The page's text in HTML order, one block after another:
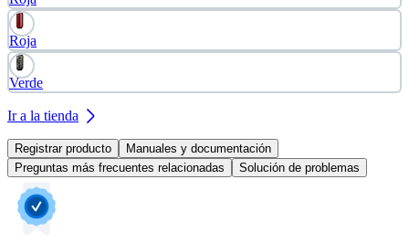
Roja
Verde
Ir a la tienda
Registrar producto
Manuales y documentación
Preguntas más frecuentes relacionadas
Solución de problemas